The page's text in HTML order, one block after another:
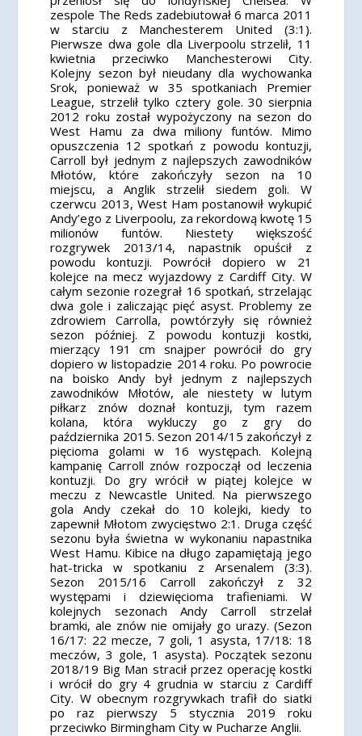
zespole The Reds zadebiutował 6 marca 2011
w starciu z Manchesterem United (3:1).
Pierwsze dwa gole dla Liverpoolu strzelił, 11
kwietnia przeciwko Manchesterowi City.
Kolejny sezon był nieudany dla wychowanka
Srok, ponieważ w 35 spotkaniach Premier
League, strzelił tylko cztery gole. 30 sierpnia
2012 roku został wypożyczony na sezon do
West Hamu za dwa miliony funtów. Mimo
opuszczenia 12 spotkań z powodu kontuzji,
Carroll był jednym z najlepszych zawodników
Młotów, które zakończyły sezon na 10
miejscu, a Anglik strzelił siedem goli. W
czerwcu 2013, West Ham postanowił wykupić
Andy’ego z Liverpoolu, za rekordową kwotę 15
milionów funtów. Niestety większość
rozgrywek 2013/14, napastnik opuścił z
powodu kontuzji. Powrócił dopiero w 21
kolejce na mecz wyjazdowy z Cardiff City. W
całym sezonie rozegrał 16 spotkań, strzelając
dwa gole i zaliczając pięć asyst. Problemy ze
zdrowiem Carrolla, powtórzyły się również
sezon później. Z powodu kontuzji kostki,
mierzący 191 cm snajper powrócił do gry
dopiero w listopadzie 2014 roku. Po powrocie
na boisko Andy był jednym z najlepszych
zawodników Młotów, ale niestety w lutym
piłkarz znów doznał kontuzji, tym razem
kolana, która wykluczy go z gry do
października 2015. Sezon 2014/15 zakończył z
pięcioma golami w 16 występach. Kolejną
kampanię Carroll znów rozpoczął od leczenia
kontuzji. Do gry wrócił w piątej kolejce w
meczu z Newcastle United. Na pierwszego
gola Andy czekał do 10 kolejki, kiedy to
zapewnił Młotom zwycięstwo 2:1. Druga część
sezonu była świetna w wykonaniu napastnika
West Hamu. Kibice na długo zapamiętają jego
hat-tricka w spotkaniu z Arsenalem (3:3).
Sezon 2015/16 Carroll zakończył z 32
występami i dziewięcioma trafieniami. W
kolejnych sezonach Andy Carroll strzelał
bramki, ale znów nie omijały go urazy. (Sezon
16/17: 22 mecze, 7 goli, 1 asysta, 17/18: 18
meczów, 3 gole, 1 asysta). Początek sezonu
2018/19 Big Man stracił przez operację kostki
i wrócił do gry 4 grudnia w starciu z Cardiff
City. W obecnym rozgrywkach trafił do siatki
po raz pierwszy 5 stycznia 2019 roku
przeciwko Birmingham City w Pucharze Anglii.